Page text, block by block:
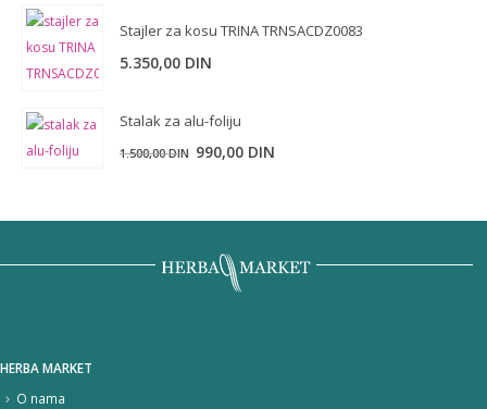
Stajler za kosu TRINA TRNSACDZ0083
5.350,00 DIN
Stalak za alu-foliju
1.500,00DIN Originalna
1.500,00 DIN.
990,00 DIN
HERBA MARKET
O nama